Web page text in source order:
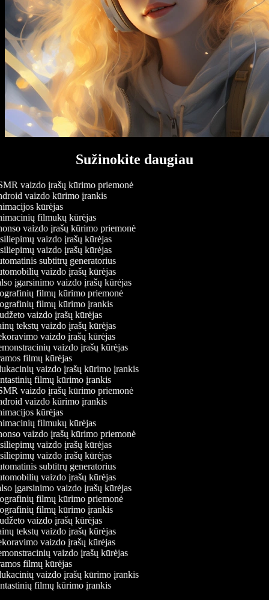
Sužinokite daugiau
vaizdo įrašų kūrimo priemonė
vaizdo kūrimo įrankis
kūrėjas
filmukų kūrėjas
vaizdo įrašų kūrimo priemonė
vaizdo įrašų kūrėjas
vaizdo įrašų kūrėjas
subtitrų generatorius
vaizdo įrašų kūrėjas
įgarsinimo vaizdo įrašų kūrėjas
filmų kūrimo priemonė
filmų kūrimo įrankis
vaizdo įrašų kūrėjas
tekstų vaizdo įrašų kūrėjas
vaizdo įrašų kūrėjas
vaizdo įrašų kūrėjas
filmų kūrėjas
vaizdo įrašų kūrimo įrankis
filmų kūrimo įrankis
vaizdo įrašų kūrimo priemonė
vaizdo kūrimo įrankis
kūrėjas
filmukų kūrėjas
vaizdo įrašų kūrimo priemonė
vaizdo įrašų kūrėjas
vaizdo įrašų kūrėjas
subtitrų generatorius
vaizdo įrašų kūrėjas
įgarsinimo vaizdo įrašų kūrėjas
filmų kūrimo priemonė
filmų kūrimo įrankis
vaizdo įrašų kūrėjas
tekstų vaizdo įrašų kūrėjas
vaizdo įrašų kūrėjas
vaizdo įrašų kūrėjas
filmų kūrėjas
vaizdo įrašų kūrimo įrankis
filmų kūrimo įrankis